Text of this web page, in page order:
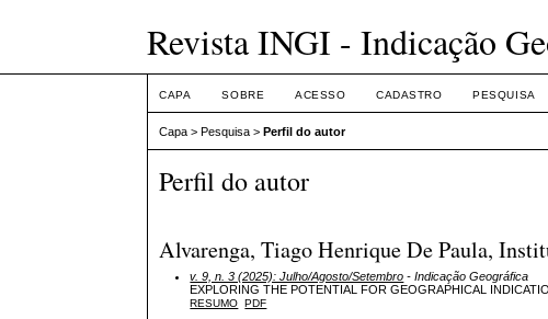
Revista INGI - Indicação
CAPA SOBRE ACESSO CADASTRO PESQUISA
Capa >Pesquisa >Perfil do autor
Perfil do autor
Alvarenga, Tiago Henrique De Paula,
v. 9, n. 3 (2025): Julho/Agosto/Setembro - Indicação Geográfica
EXPLORING THE POTENTIAL FOR GEOGRAPHICAL
RESUMO PDF